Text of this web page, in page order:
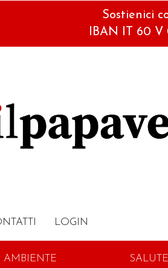
Sostienici
IBAN IT 60 V
LOGIN
AMBIENTE SALUTE